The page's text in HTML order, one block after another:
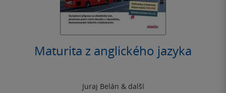
Maturita z anglického jazyka
Juraj Belán & další